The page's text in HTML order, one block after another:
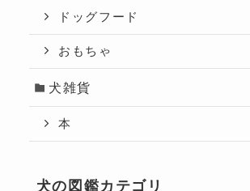
ドッグフード
おもちゃ
犬雑貨
本
犬の図鑑カテゴリ